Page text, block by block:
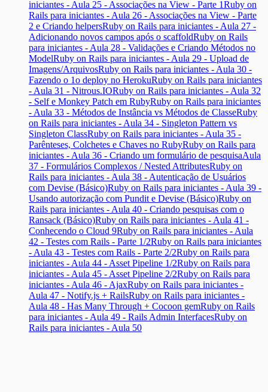
iniciantes - Aula 25 - Associações na View - Parte 1Ruby on
Rails para iniciantes - Aula 26 - Associações na View - Parte
2 e Criando helpersRuby on Rails para iniciantes - Aula 27 -
Adicionando novos campos após o scaffoldRuby on Rails
para iniciantes - Aula 28 - Validações e Criando Métodos no
ModelRuby on Rails para iniciantes - Aula 29 - Upload de
Imagens/ArquivosRuby on Rails para iniciantes - Aula 30 -
Fazendo o 1o deploy no HerokuRuby on Rails para iniciantes
- Aula 31 - Nitrous.IORuby on Rails para iniciantes - Aula 32
- Self e Monkey Patch em RubyRuby on Rails para iniciantes
- Aula 33 - Métodos de Instância vs Métodos de ClasseRuby
on Rails para iniciantes - Aula 34 - Singleton Pattern vs
Singleton ClassRuby on Rails para iniciantes - Aula 35 -
Parênteses, Colchetes e Chaves no RubyRuby on Rails para
iniciantes - Aula 36 - Criando um formulário de pesquisaAula
37 - Formulários Complexos / Nested AttributesRuby on
Rails para iniciantes - Aula 38 - Autenticação de Usuários
com Devise (Básico)Ruby on Rails para iniciantes - Aula 39 -
Usando autorização com Pundit e Devise (Básico)Ruby on
Rails para iniciantes - Aula 40 - Criando pesquisas com o
Ransack (Básico)Ruby on Rails para iniciantes - Aula 41 -
Conhecendo o Cloud 9Ruby on Rails para iniciantes - Aula
42 - Testes com Rails - Parte 1/2Ruby on Rails para iniciantes
- Aula 43 - Testes com Rails - Parte 2/2Ruby on Rails para
iniciantes - Aula 44 - Asset Pipeline 1/2Ruby on Rails para
iniciantes - Aula 45 - Asset Pipeline 2/2Ruby on Rails para
iniciantes - Aula 46 - AjaxRuby on Rails para iniciantes -
Aula 47 - Notify.js + RailsRuby on Rails para iniciantes -
Aula 48 - Has Many Through + Cocoon gemRuby on Rails
para iniciantes - Aula 49 - Rails Admin InterfacesRuby on
Rails para iniciantes - Aula 50